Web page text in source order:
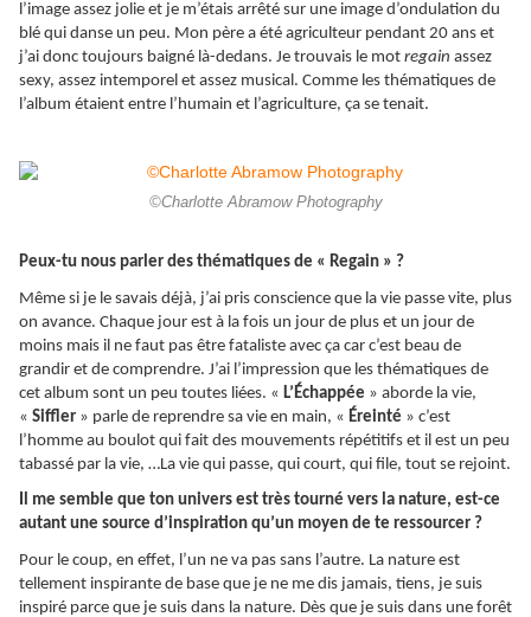
l’image assez jolie et je m’étais arrêté sur une image d’ondulation du
blé qui danse un peu. Mon père a été agriculteur pendant 20 ans et
j’ai donc toujours baigné là-dedans. Je trouvais le mot regain assez
sexy, assez intemporel et assez musical. Comme les thématiques de
l’album étaient entre l’humain et l’agriculture, ça se tenait.
©Charlotte Abramow Photography
Peux-tu nous parler des thématiques de « Regain » ?
Même si je le savais déjà, j’ai pris conscience que la vie passe vite, plus
on avance. Chaque jour est à la fois un jour de plus et un jour de
moins mais il ne faut pas être fataliste avec ça car c’est beau de
grandir et de comprendre. J’ai l’impression que les thématiques de
cet album sont un peu toutes liées. « L’Échappée » aborde la vie,
« Siffler » parle de reprendre sa vie en main, « Éreinté » c’est
l’homme au boulot qui fait des mouvements répétitifs et il est un peu
tabassé par la vie, …La vie qui passe, qui court, qui file, tout se rejoint.
Il me semble que ton univers est très tourné vers la nature, est-ce
autant une source d’inspiration qu’un moyen de te ressourcer ?
Pour le coup, en effet, l’un ne va pas sans l’autre. La nature est
tellement inspirante de base que je ne me dis jamais, tiens, je suis
inspiré parce que je suis dans la nature. Dès que je suis dans une forêt